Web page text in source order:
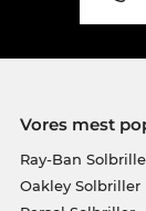
Vores mest
Ray-Ban
Oakley Solbriller